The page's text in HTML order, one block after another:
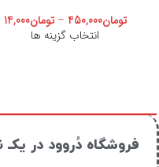
تومان450,000
– تومان14,000
انتخاب گزینه ها
فروشگاه دُروود در یکـ